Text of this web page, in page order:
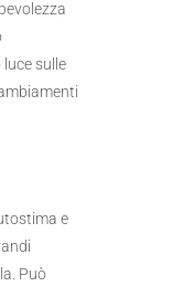
sulle
e
Può